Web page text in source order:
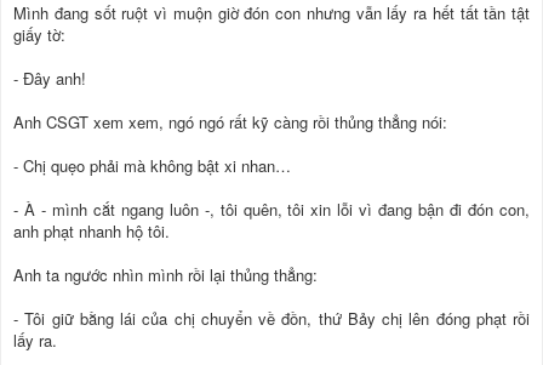
Mình đang sốt ruột vì muộn giờ đón con nhưng vẫn lấy ra hết tất tần tật
giấy tờ:
- Đây anh!
Anh CSGT xem xem, ngó ngó rất kỹ càng rồi thủng thẳng nói:
- Chị quẹo phải mà không bật xi nhan…
- À - mình cắt ngang luôn -, tôi quên, tôi xin lỗi vì đang bận đi đón con,
anh phạt nhanh hộ tôi.
Anh ta ngước nhìn mình rồi lại thủng thẳng:
- Tôi giữ bằng lái của chị chuyển về đồn, thứ Bảy chị lên đóng phạt rồi
lấy ra.